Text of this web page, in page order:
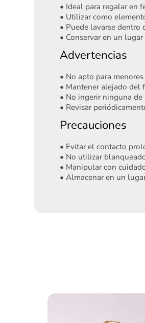
• Ideal para regalar en
• Utilizar como
• Puede lavarse dentro
• Conservar en un
Advertencias
• No apto para
• Mantener alejado del
• No ingerir ninguna
• Revisar
Precauciones
• Evitar el contacto
• No utilizar
• Manipular con
• Almacenar en un